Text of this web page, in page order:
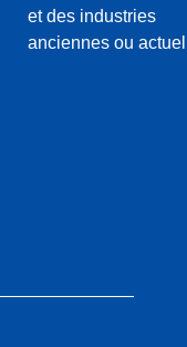
et des industries
anciennes ou